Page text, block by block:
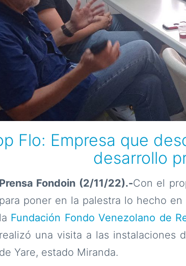
Flo: Empresa que
desarrollo
Prensa Fondoin (2/11/22).-Con el
para poner en la palestra lo hecho
la Fundación Fondo Venezolano de
realizó una visita a las instalaciones
de Yare, estado Miranda.